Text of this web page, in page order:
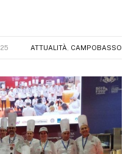
ATTUALITÀ CAMPOBASSO